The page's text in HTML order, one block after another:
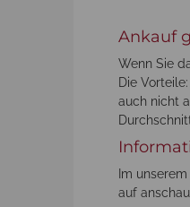
Ankauf
Wenn Sie
Die
auch nicht
Im
auf